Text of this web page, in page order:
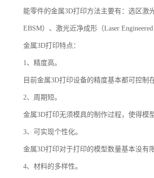
能零件的金属3D打印方法主要有：选区激
EBSM）、激光近净成形（Laser Engineered
金属3D打印特点：
1、精度高。
目前金属3D打印设备的精度基本都可控制
2、周期短。
金属3D打印无须模具的制作过程，使得模
3、可实现个性化。
金属3D打印对于打印的模型数量基本没有
4、材料的多样性。